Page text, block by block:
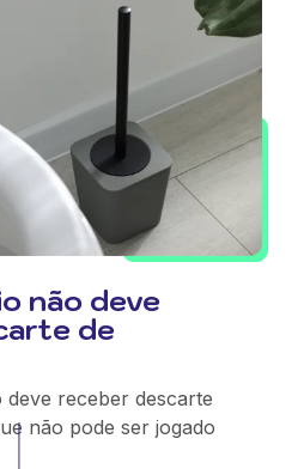
não deve
de
deve receber descarte
não pode ser jogado